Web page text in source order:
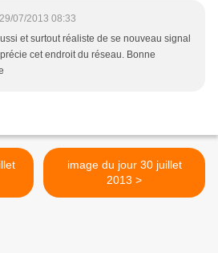
29/07/2013 08:33
et surtout réaliste de se nouveau signal
cet endroit du réseau. Bonne
image du jour 30 juillet
2013 >